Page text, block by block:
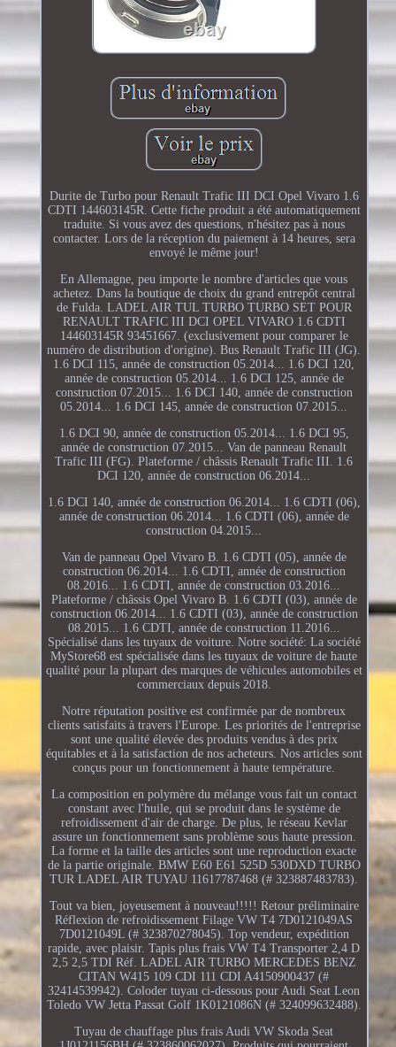
Durite de Turbo pour Renault Trafic III DCI Opel Vivaro 1.6
CDTI 144603145R. Cette fiche produit a été automatiquement
traduite. Si vous avez des questions, n'hésitez pas à nous
contacter. Lors de la réception du paiement à 14 heures, sera
envoyé le même jour!
En Allemagne, peu importe le nombre d'articles que vous
achetez. Dans la boutique de choix du grand entrepôt central
de Fulda. LADEL AIR TUL TURBO TURBO SET POUR
RENAULT TRAFIC III DCI OPEL VIVARO 1.6 CDTI
144603145R 93451667. (exclusivement pour comparer le
numéro de distribution d'origine). Bus Renault Trafic III (JG).
1.6 DCI 115, année de construction 05.2014... 1.6 DCI 120,
année de construction 05.2014... 1.6 DCI 125, année de
construction 07.2015... 1.6 DCI 140, année de construction
05.2014... 1.6 DCI 145, année de construction 07.2015...
1.6 DCI 90, année de construction 05.2014... 1.6 DCI 95,
année de construction 07.2015... Van de panneau Renault
Trafic III (FG). Plateforme / châssis Renault Trafic III. 1.6
DCI 120, année de construction 06.2014...
1.6 DCI 140, année de construction 06.2014... 1.6 CDTI (06),
année de construction 06.2014... 1.6 CDTI (06), année de
construction 04.2015...
Van de panneau Opel Vivaro B. 1.6 CDTI (05), année de
construction 06.2014... 1.6 CDTI, année de construction
08.2016... 1.6 CDTI, année de construction 03.2016...
Plateforme / châssis Opel Vivaro B. 1.6 CDTI (03), année de
construction 06.2014... 1.6 CDTI (03), année de construction
08.2015... 1.6 CDTI, année de construction 11.2016...
Spécialisé dans les tuyaux de voiture. Notre société: La société
MyStore68 est spécialisée dans les tuyaux de voiture de haute
qualité pour la plupart des marques de véhicules automobiles et
commerciaux depuis 2018.
Notre réputation positive est confirmée par de nombreux
clients satisfaits à travers l'Europe. Les priorités de l'entreprise
sont une qualité élevée des produits vendus à des prix
équitables et à la satisfaction de nos acheteurs. Nos articles sont
conçus pour un fonctionnement à haute température.
La composition en polymère du mélange vous fait un contact
constant avec l'huile, qui se produit dans le système de
refroidissement d'air de charge. De plus, le réseau Kevlar
assure un fonctionnement sans problème sous haute pression.
La forme et la taille des articles sont une reproduction exacte
de la partie originale. BMW E60 E61 525D 530DXD TURBO
TUR LADEL AIR TUYAU 11617787468 (# 323887483783).
Tout va bien, joyeusement à nouveau!!!!! Retour préliminaire
Réflexion de refroidissement Filage VW T4 7D0121049AS
7D0121049L (# 323870278045). Top vendeur, expédition
rapide, avec plaisir. Tapis plus frais VW T4 Transporter 2,4 D
2,5 2,5 TDI Réf. LADEL AIR TURBO MERCEDES BENZ
CITAN W415 109 CDI 111 CDI A4150900437 (#
32414539942). Coloder tuyau ci-dessous pour Audi Seat Leon
Toledo VW Jetta Passat Golf 1K0121086N (# 324099632488).
Tuyau de chauffage plus frais Audi VW Skoda Seat